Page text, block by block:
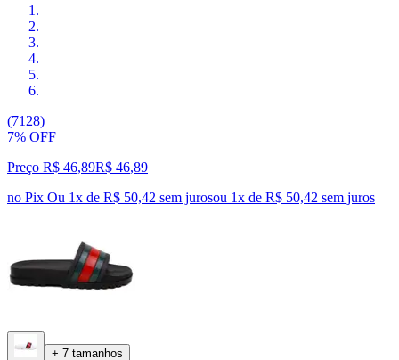
(7128)
7% OFF
Preço R$ 46,89R$ 46,89
no Pix Ou 1x de R$ 50,42 sem jurosou 1x de R$ 50,42 sem juros
+ 7 tamanhos